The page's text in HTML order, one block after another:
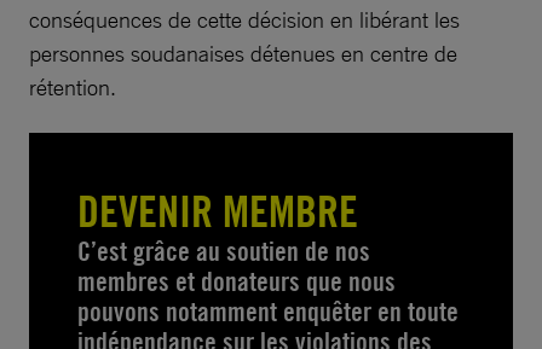
conséquences de cette décision en libérant les
personnes soudanaises détenues en centre de
rétention.
DEVENIR MEMBRE
C’est grâce au soutien de nos
membres et donateurs que nous
pouvons notamment enquêter en toute
indépendance sur les violations des